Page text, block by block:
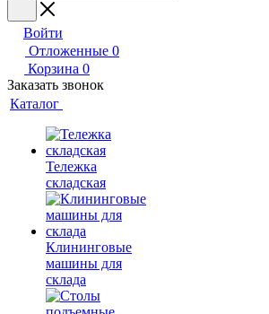
Войти
Отложенные 0
Корзина 0
Заказать звонок
Каталог
Тележка
складская
Клининговые
машины для
склада